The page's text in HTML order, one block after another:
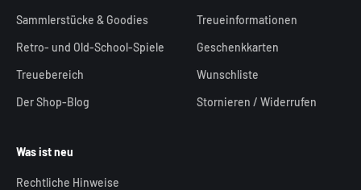
Sammlerstücke & Goodies
Retro- und Old-School-Spiele
Treuebereich
Der Shop-Blog
Treueinformationen
Geschenkkarten
Wunschliste
Stornieren / Widerrufen
Was ist neu
Rechtliche Hinweise